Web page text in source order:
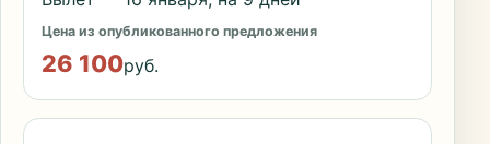
Цена из опубликованного предложения
26 100руб.